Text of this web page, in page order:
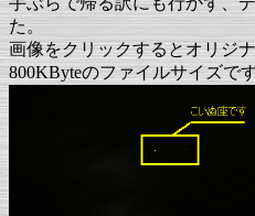
た。
画像をクリックするとオリジ
800KByteのファイルサイズで